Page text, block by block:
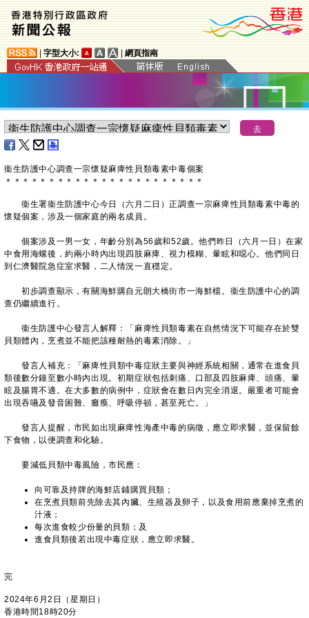
字型大小: 網頁指南
​衞生防護中心調查一宗懷疑麻痺性貝類毒素中毒個案
＊ ＊ ＊ ＊ ＊ ＊ ＊ ＊ ＊ ＊ ＊ ＊ ＊ ＊ ＊ ＊ ＊ ＊ ＊ ＊ ＊ ＊ ＊
衞生署衞生防護中心今日（六月二日）正調查一宗麻痺性貝類毒素中毒的
懷疑個案，涉及一個家庭的兩名成員。
個案涉及一男一女，年齡分別為56歲和52歲。他們昨日（六月一日）在家
中食用海螺後，約兩小時內出現四肢麻痺、視力模糊、暈眩和噁心。他們同日
到仁濟醫院急症室求醫，二人情況一直穩定。
初步調查顯示，有關海鮮購自元朗大橋街市一海鮮檔。衞生防護中心的調
查仍繼續進行。
衞生防護中心發言人解釋：「麻痺性貝類毒素在自然情況下可能存在於雙
貝類體內，烹煮並不能把該種耐熱的毒素消除。」
發言人補充：「麻痺性貝類中毒症狀主要與神經系統相關，通常在進食貝
類後數分鐘至數小時內出現。初期症狀包括刺痛、口部及四肢麻痺、頭痛、暈
眩及腸胃不適。在大多數的病例中，症狀會在數日內完全消退。嚴重者可能會
出現吞嚥及發音困難、癱瘓、呼吸停頓，甚至死亡。」
發言人提醒，市民如出現麻痺性海產中毒的病徵，應立即求醫，並保留餘
下食物，以便調查和化驗。
要減低貝類中毒風險，市民應：
向可靠及持牌的海鮮店鋪購買貝類；
在烹煮貝類前先除去其內臟、生殖器及卵子，以及食用前應棄掉烹煮的
汁液；
每次進食較少份量的貝類；及
進食貝類後若出現中毒症狀，應立即求醫。
完
2024年6月2日（星期日）
香港時間18時20分